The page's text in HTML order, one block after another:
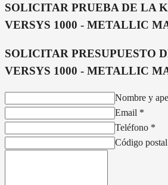
SOLICITAR PRUEBA DE LA
VERSYS 1000 - METALLIC
SOLICITAR PRESUPUESTO
VERSYS 1000 - METALLIC
Nombre y
Email *
Teléfono *
Código postal